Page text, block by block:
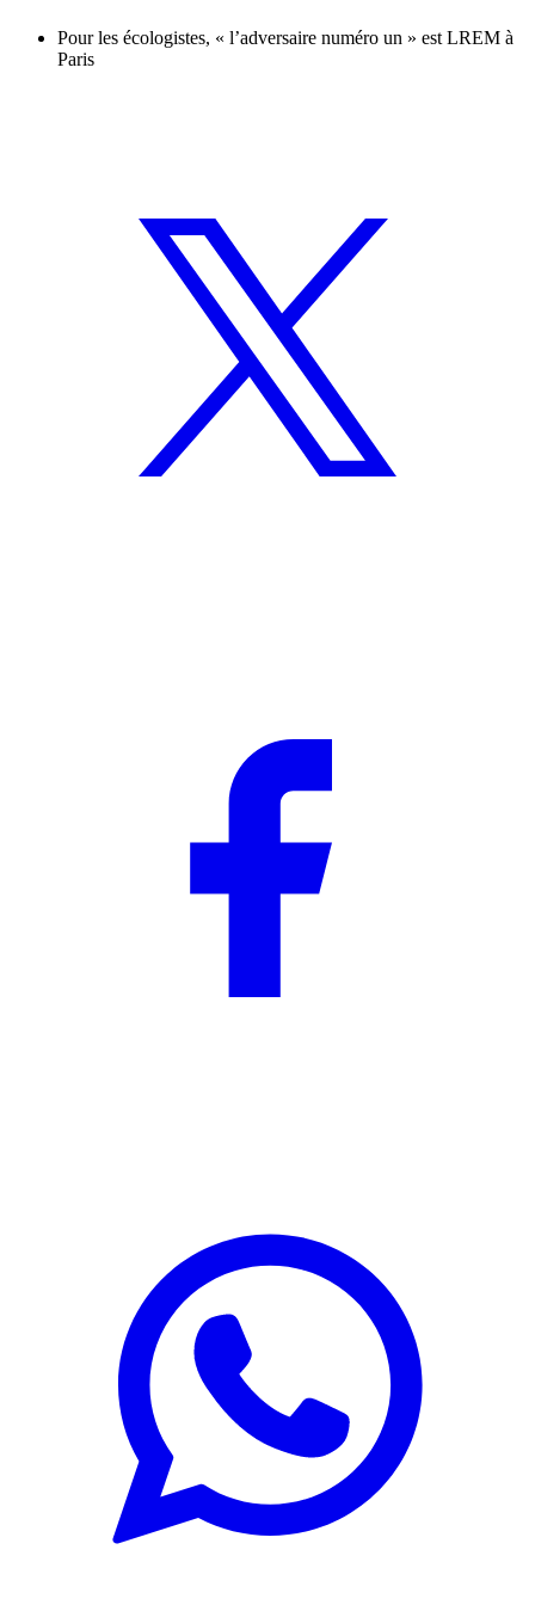
Pour les écologistes, « l’adversaire numéro un » est LREM à
Paris